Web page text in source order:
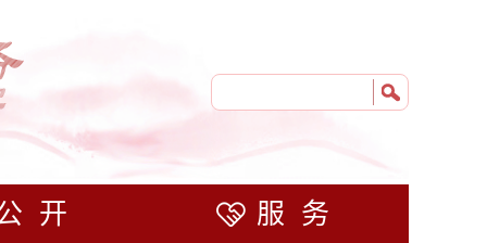
开 服务